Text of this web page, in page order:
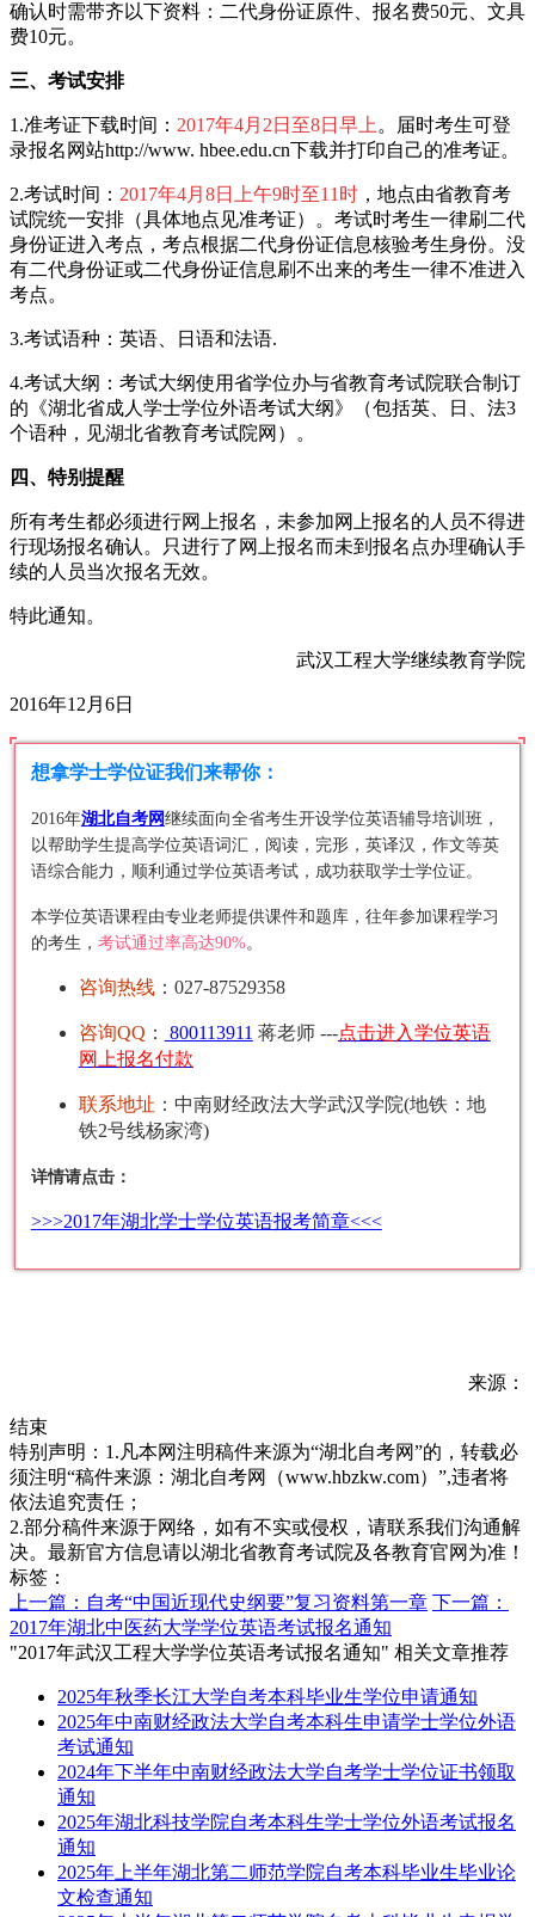
确认时需带齐以下资料：二代身份证原件、报名费50元、文具
费10元。
三、考试安排
1.准考证下载时间： 2017年4月2日至8日 早上 。届时考生可登
录报名网站http://www. hbee.edu.cn下载并打印自己的准考证。
2.考试时间： 2017年4月8日上午9时至11时 ，地点由省教育考
试院统一安排（具体地点见准考证）。考试时考生一律刷二代
身份证进入考点，考点根据二代身份证信息核验考生身份。没
有二代身份证或二代身份证信息刷不出来的考生一律不准进入
考点。
3.考试语种：英语、日语和法语.
4.考试大纲：考试大纲使用省学位办与省教育考试院联合制订
的《湖北省成人学士学位外语考试大纲》（包括英、日、法3
个语种，见湖北省教育考试院网）。
四、特别提醒
所有考生都必须进行网上报名，未参加网上报名的人员不得进
行现场报名确认。只进行了网上报名而未到报名点办理确认手
续的人员当次报名无效。
特此通知。
武汉工程大学继续教育学院
2016年12月6日
想拿学士学位证我们来帮你：
2016年湖北自考网继续面向全省考生开设学位英语辅导培训班，
以帮助学生提高学位英语词汇，阅读，完形，英译汉，作文等英
语综合能力，顺利通过学位英语考试，成功获取学士学位证。
本学位英语课程由专业老师提供课件和题库，往年参加课程学习
的考生， 考试通过率高达90%。
咨询热线：027-87529358
咨询QQ ： 800113911 蒋老师 ---点击进入学位英语
网上报名付款
联系地址 ：中南财经政法大学武汉学院(地铁：地
铁2号线杨家湾)
详情请点击：
>>>2017年湖北学士学位英语报考简章<<<
来源：
结束
特别声明：1.凡本网注明稿件来源为“湖北自考网”的，转载必
须注明“稿件来源：湖北自考网（www.hbzkw.com）”,违者将
依法追究责任；
2.部分稿件来源于网络，如有不实或侵权，请联系我们沟通解
决。最新官方信息请以湖北省教育考试院及各教育官网为准！
标签：
上一篇：自考“中国近现代史纲要”复习资料第一章
下一篇：
2017年湖北中医药大学学位英语考试报名通知
"2017年武汉工程大学学位英语考试报名通知" 相关文章推荐
2025年秋季长江大学自考本科毕业生学位申请通知
2025年中南财经政法大学自考本科生申请学士学位外语
考试通知
2024年下半年中南财经政法大学自考学士学位证书领取
通知
2025年湖北科技学院自考本科生学士学位外语考试报名
通知
2025年上半年湖北第二师范学院自考本科毕业生毕业论
文检查通知